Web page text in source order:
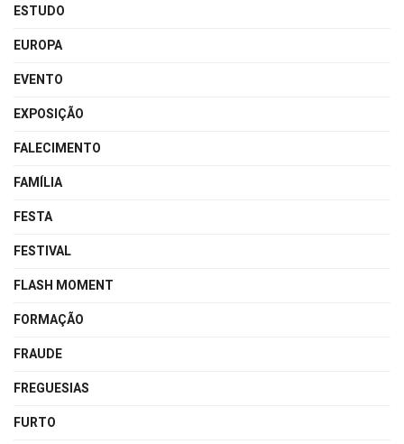
ESTUDO
EUROPA
EVENTO
EXPOSIÇÃO
FALECIMENTO
FAMÍLIA
FESTA
FESTIVAL
FLASH MOMENT
FORMAÇÃO
FRAUDE
FREGUESIAS
FURTO